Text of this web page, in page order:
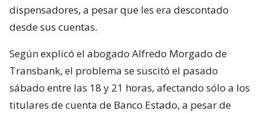
dispensadores, a pesar que les era descontado
desde sus cuentas.
Según explicó el abogado Alfredo Morgado de
Transbank, el problema se suscitó el pasado
sábado entre las 18 y 21 horas, afectando sólo a los
titulares de cuenta de Banco Estado, a pesar de